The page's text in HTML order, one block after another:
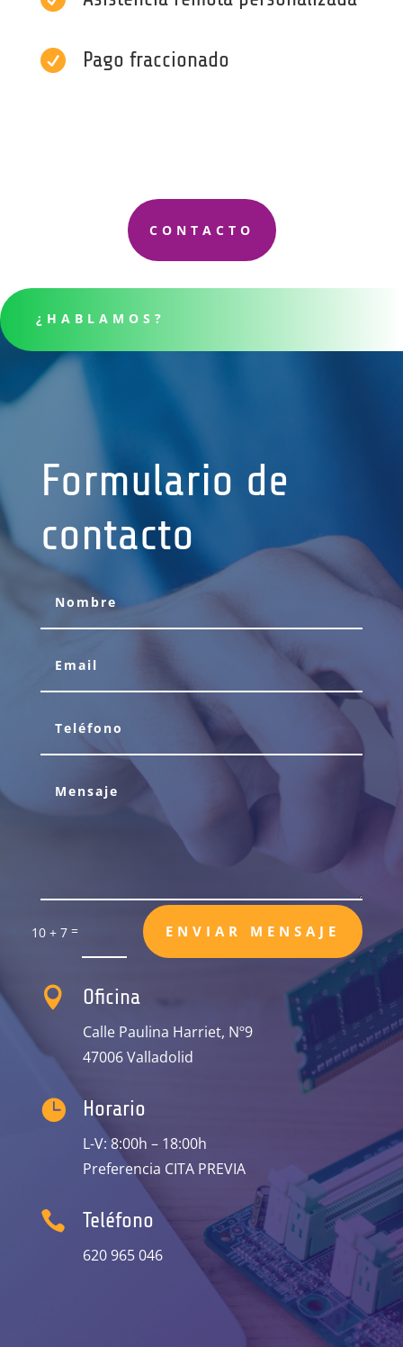
 Pago fraccionado
CONTACTO
¿HABLAMOS?
Formulario de
contacto
10 + 7 = ENVIAR MENSAJE
 Oficina
Calle Paulina Harriet, Nº9
47006 Valladolid
 Horario
L-V: 8:00h – 18:00h
Preferencia CITA PREVIA
 Teléfono
620 965 046